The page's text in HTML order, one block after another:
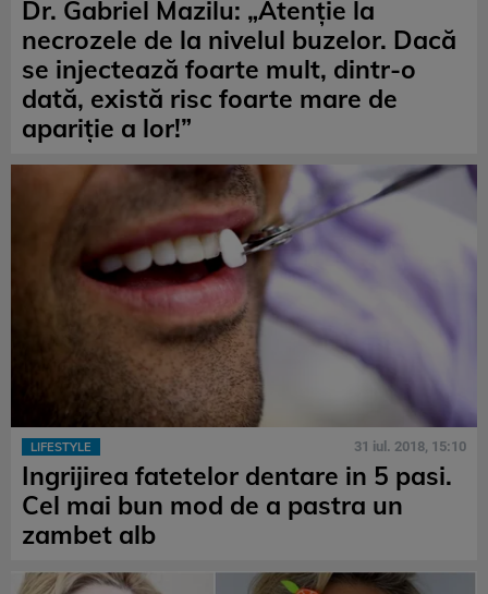
Dr. Gabriel Mazilu: „Atenție la
necrozele de la nivelul buzelor. Dacă
se injectează foarte mult, dintr-o
dată, există risc foarte mare de
apariție a lor!”
LIFESTYLE 31 iul. 2018, 15:10
Ingrijirea fatetelor dentare in 5 pasi.
Cel mai bun mod de a pastra un
zambet alb